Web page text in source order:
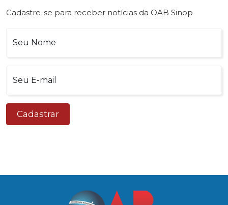
Cadastre-se para receber notícias da OAB Sinop
Seu Nome
Seu E-mail
Cadastrar